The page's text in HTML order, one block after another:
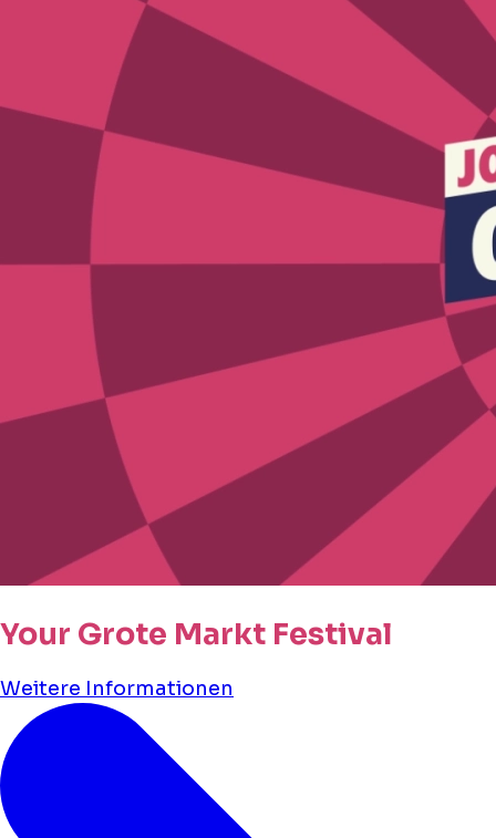
Your Grote Markt Festival
Weitere Informationen